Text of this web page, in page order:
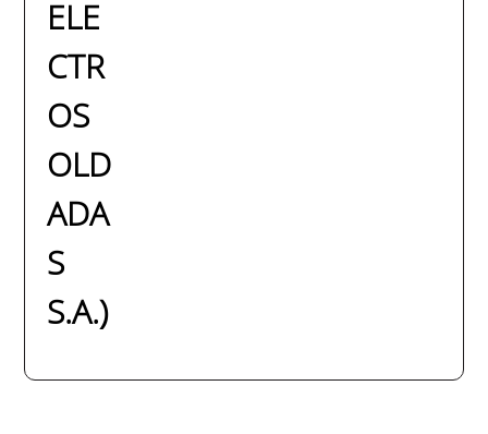
ELE
CTR
OS
OLD
ADA
S
S.A.)